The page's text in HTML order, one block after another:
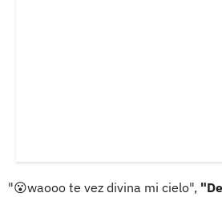
"😮waooo te vez divina mi cielo",